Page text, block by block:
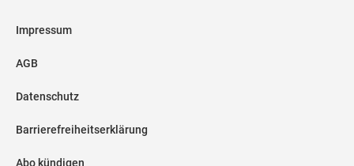
Impressum
AGB
Datenschutz
Barrierefreiheitserklärung
Abo kündigen